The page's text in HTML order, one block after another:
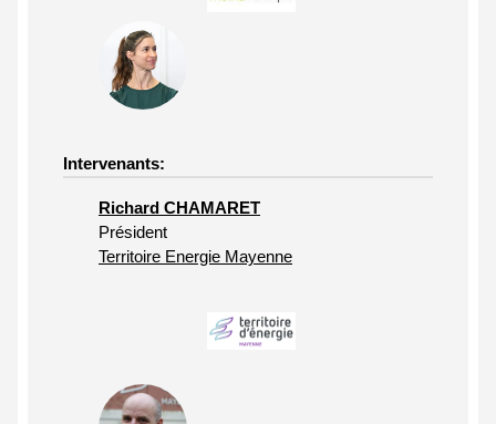
Intervenants:
Richard CHAMARET
Président
Territoire Energie Mayenne